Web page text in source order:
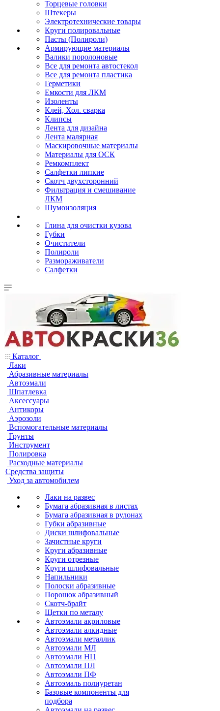
Торцевые головки
Штекеры
Электротехнические товары
Круги полировальные
Пасты (Полироли)
Армирующие материалы
Валики поролоновые
Все для ремонта автостекол
Все для ремонта пластика
Герметики
Емкости для ЛКМ
Изоленты
Клей, Хол. сварка
Клипсы
Лента для дизайна
Лента малярная
Маскировочные материалы
Материалы для ОСК
Ремкомплект
Салфетки липкие
Скотч двухсторонний
Фильтрация и смешивание
ЛКМ
Шумоизоляция
Глина для очистки кузова
Губки
Очистители
Полироли
Размораживатели
Салфетки
Каталог
Лаки
Абразивные материалы
Автоэмали
Шпатлевка
Аксессуары
Антикоры
Аэрозоли
Вспомогательные материалы
Грунты
Инструмент
Полировка
Расходные материалы
Средства защиты
Уход за автомобилем
Лаки на развес
Бумага абразивная в листах
Бумага абразивная в рулонах
Губки абразивные
Диски шлифовальные
Зачистные круги
Круги абразивные
Круги отрезные
Круги шлифовальные
Напильники
Полоски абразивные
Порошок абразивный
Скотч-брайт
Щетки по металу
Автоэмали акриловые
Автоэмали алкидные
Автоэмали металлик
Автоэмали МЛ
Автоэмали НЦ
Автоэмали ПЛ
Автоэмали ПФ
Автоэмаль полиуретан
Базовые компоненты для
подбора